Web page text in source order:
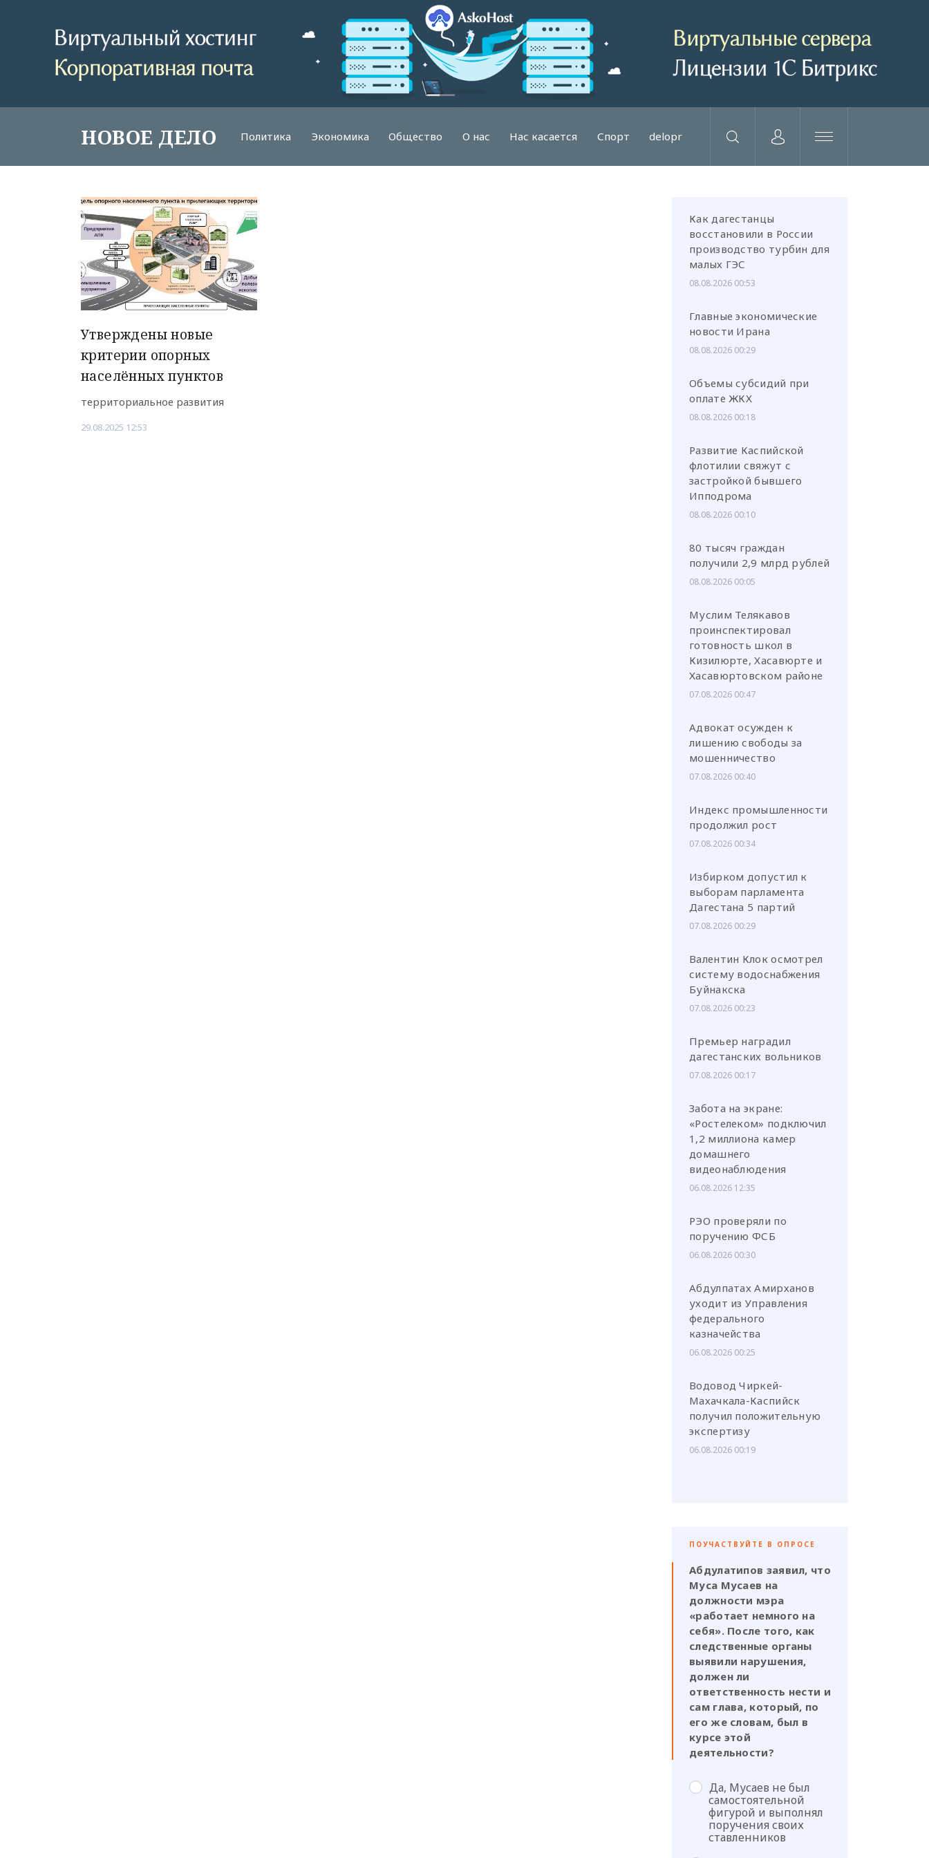
НОВОЕ ДЕЛО Политика Экономика Общество О нас Нас касается Спорт delopr
или через соц. сети
Утверждены новые
критерии опорных
населённых пунктов
территориальное развития
29.08.2025 12:53
Как дагестанцы
восстановили в России
производство турбин для
малых ГЭС
08.08.2026 00:53
Главные экономические
новости Ирана
08.08.2026 00:29
Объемы субсидий при
оплате ЖКХ
08.08.2026 00:18
Развитие Каспийской
флотилии свяжут с
застройкой бывшего
Ипподрома
08.08.2026 00:10
80 тысяч граждан
получили 2,9 млрд рублей
08.08.2026 00:05
Муслим Телякавов
проинспектировал
готовность школ в
Кизилюрте, Хасавюрте и
Хасавюртовском районе
07.08.2026 00:47
Адвокат осужден к
лишению свободы за
мошенничество
07.08.2026 00:40
Индекс промышленности
продолжил рост
07.08.2026 00:34
Избирком допустил к
выборам парламента
Дагестана 5 партий
07.08.2026 00:29
Валентин Клок осмотрел
систему водоснабжения
Буйнакска
07.08.2026 00:23
Премьер наградил
дагестанских вольников
07.08.2026 00:17
Забота на экране:
«Ростелеком» подключил
1,2 миллиона камер
домашнего
видеонаблюдения
06.08.2026 12:35
РЭО проверяли по
поручению ФСБ
06.08.2026 00:30
Абдулпатах Амирханов
уходит из Управления
федерального
казначейства
06.08.2026 00:25
Водовод Чиркей-
Махачкала-Каспийск
получил положительную
экспертизу
06.08.2026 00:19
ПОУЧАСТВУЙТЕ В ОПРОСЕ
Абдулатипов заявил, что
Муса Мусаев на
должности мэра
«работает немного на
себя». После того, как
следственные органы
выявили нарушения,
должен ли
ответственность нести и
сам глава, который, по
его же словам, был в
курсе этой
деятельности?
Да, Мусаев не был
самостоятельной
фигурой и выполнял
поручения своих
ставленников